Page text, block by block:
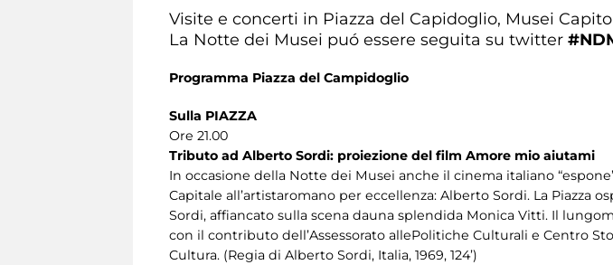
Visite e concerti in Piazza del Capidoglio, Musei
La Notte dei Musei puó essere seguita su twitter
Programma Piazza del Campidoglio
Sulla PIAZZA
Ore 21.00
Tributo ad Alberto Sordi: proiezione del film Amore mio aiutami
In occasione della Notte dei Musei anche il cinema italiano
Capitale all’artistaromano per eccellenza: Alberto Sordi. La
Sordi, affiancato sulla scena dauna splendida Monica Vitti. Il
con il contributo dell’Assessorato allePolitiche Culturali e Centro
Cultura. (Regia di Alberto Sordi, Italia, 1969, 124’)